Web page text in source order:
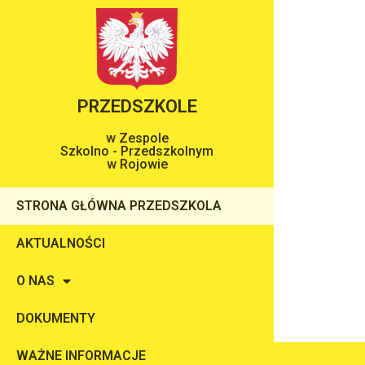
PRZEDSZKOLE
w Zespole
Szkolno - Przedszkolnym
w Rojowie
STRONA GŁÓWNA PRZEDSZKOLA
AKTUALNOŚCI
O NAS
DOKUMENTY
WAŻNE INFORMACJE